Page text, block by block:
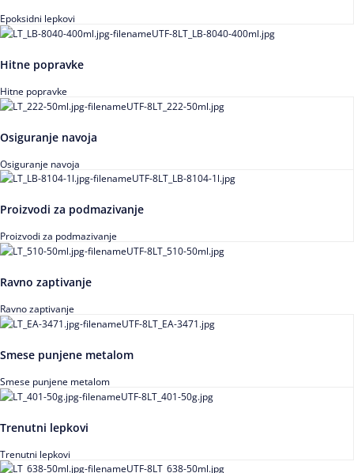
Epoksidni lepkovi
Hitne popravke
Hitne popravke
Osiguranje navoja
Osiguranje navoja
Proizvodi za podmazivanje
Proizvodi za podmazivanje
Ravno zaptivanje
Ravno zaptivanje
Smese punjene metalom
Smese punjene metalom
Trenutni lepkovi
Trenutni lepkovi